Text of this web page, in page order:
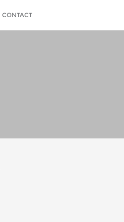
CONTACT